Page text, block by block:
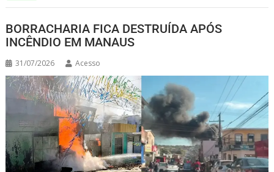
BORRACHARIA FICA DESTRUÍDA APÓS
INCÊNDIO EM MANAUS
31/07/2026 Acesso